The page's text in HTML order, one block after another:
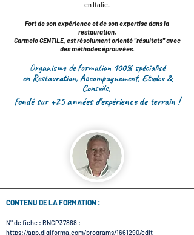
en Italie.
Fort de son expérience et de sonexpertisedans la
restauration,
Carmelo GENTILE, est résolumentorienté "résultats" avec
des méthodes éprouvées.
Organisme de formation 100% spécialisé
en Restauration, Accompagnement, Etudes &
Conseils,
fondé sur +25 années d’expérience de terrain !
CONTENU DE LA FORMATION :
N° de fiche : RNCP37868 :
https://app.digiforma.com/programs/1661290/edit